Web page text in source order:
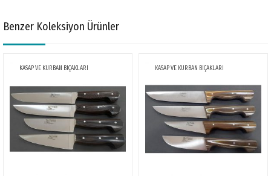
Benzer Koleksiyon Ürünler
KASAP VE KURBAN BIÇAKLARI KASAP VE KURBAN BIÇAKLARI